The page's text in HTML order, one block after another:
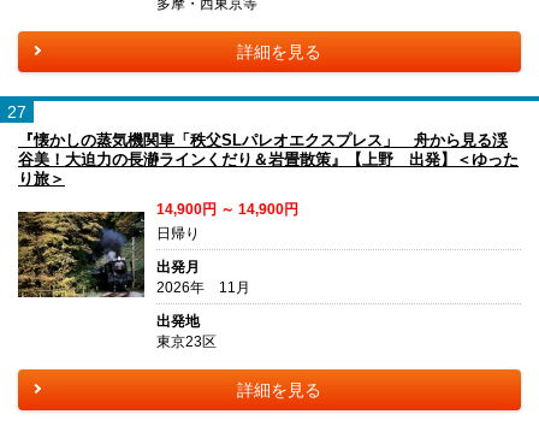
多摩・西東京等
詳細を見る
27
『懐かしの蒸気機関車「秩父SLパレオエクスプレス」 舟から見る渓
谷美！大迫力の長瀞ラインくだり＆岩畳散策』【上野 出発】＜ゆった
り旅＞
14,900円 ～ 14,900円
日帰り
出発月
2026年 11月
出発地
東京23区
詳細を見る